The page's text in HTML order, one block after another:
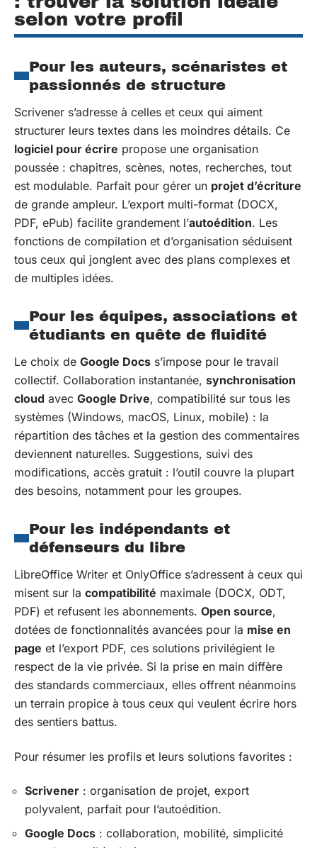
selon votre profil
Pour les auteurs, scénaristes et
passionnés de structure
Scrivener s’adresse à celles et ceux qui aiment
structurer leurs textes dans les moindres détails. Ce
logiciel pour écrire propose une organisation
poussée : chapitres, scènes, notes, recherches, tout
est modulable. Parfait pour gérer un projet d’écriture
de grande ampleur. L’export multi-format (DOCX,
PDF, ePub) facilite grandement l’autoédition. Les
fonctions de compilation et d’organisation séduisent
tous ceux qui jonglent avec des plans complexes et
de multiples idées.
Pour les équipes, associations et
étudiants en quête de fluidité
Le choix de Google Docs s’impose pour le travail
collectif. Collaboration instantanée, synchronisation
cloud avec Google Drive, compatibilité sur tous les
systèmes (Windows, macOS, Linux, mobile) : la
répartition des tâches et la gestion des commentaires
deviennent naturelles. Suggestions, suivi des
modifications, accès gratuit : l’outil couvre la plupart
des besoins, notamment pour les groupes.
Pour les indépendants et
défenseurs du libre
LibreOffice Writer et OnlyOffice s’adressent à ceux qui
misent sur la compatibilité maximale (DOCX, ODT,
PDF) et refusent les abonnements. Open source,
dotées de fonctionnalités avancées pour la mise en
page et l’export PDF, ces solutions privilégient le
respect de la vie privée. Si la prise en main diffère
des standards commerciaux, elles offrent néanmoins
un terrain propice à tous ceux qui veulent écrire hors
des sentiers battus.
Pour résumer les profils et leurs solutions favorites :
Scrivener : organisation de projet, export
polyvalent, parfait pour l’autoédition.
Google Docs : collaboration, mobilité, simplicité